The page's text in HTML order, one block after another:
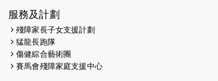
2025-02-05
馬拉松與猛龍國際共融大使Lukas
服務及計劃
殘障家長子女支援計劃
猛龍長跑隊
傷健綜合藝術團
賽馬會殘障家庭支援中心